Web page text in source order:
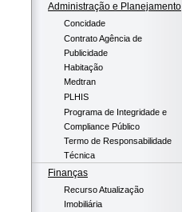
Administração e Planejamento
Concidade
Contrato Agência de
Publicidade
Habitação
Medtran
PLHIS
Programa de Integridade e
Compliance Público
Termo de Responsabilidade
Técnica
Finanças
Recurso Atualização
Imobiliária